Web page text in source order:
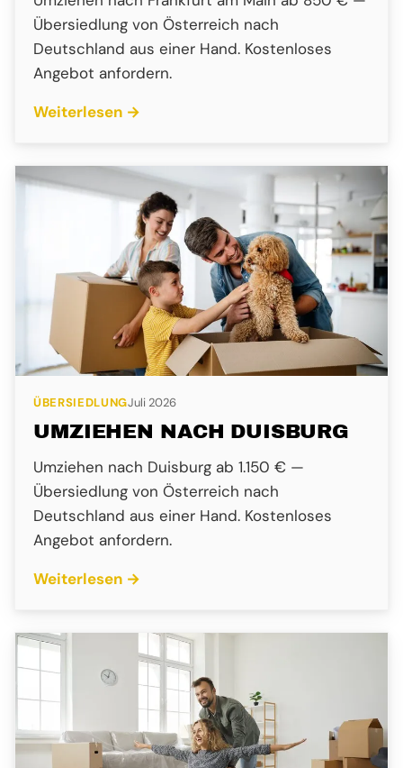
Übersiedlung von Österreich nach
Deutschland aus einer Hand. Kostenloses
Angebot anfordern.
Weiterlesen →
ÜBERSIEDLUNGJuli 2026
UMZIEHEN NACH DUISBURG
Umziehen nach Duisburg ab 1.150 € —
Übersiedlung von Österreich nach
Deutschland aus einer Hand. Kostenloses
Angebot anfordern.
Weiterlesen →